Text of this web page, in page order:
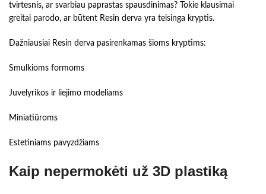
tvirtesnis, ar svarbiau paprastas spausdinimas? Tokie klausimai
greitai parodo, ar būtent Resin derva yra teisinga kryptis.
Dažniausiai Resin derva pasirenkamas šioms kryptims:
Smulkioms formoms
Juvelyrikos ir liejimo modeliams
Miniatiūroms
Estetiniams pavyzdžiams
Kaip nepermokėti už 3D plastiką